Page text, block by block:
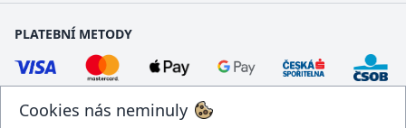
Cookies nás neminuly
PLATEBNÍ METODY